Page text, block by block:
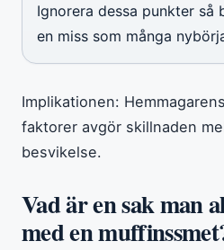
Ignorera dessa punkter
en miss som många
Implikationen:
faktorer avgör skillnaden
besvikelse.
Vad är en sak man
med en